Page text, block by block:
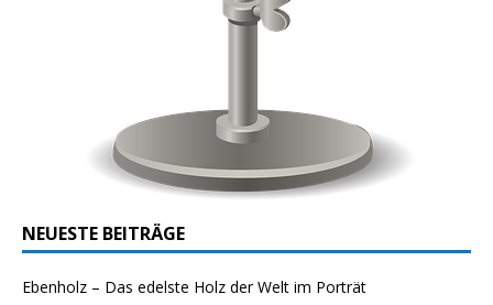
NEUESTE BEITRÄGE
Ebenholz – Das edelste Holz der Welt im Porträt